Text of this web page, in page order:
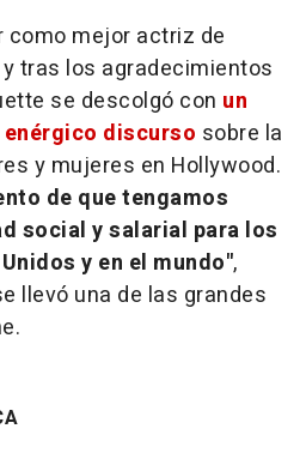
como mejor actriz de
tras los agradecimientos
se descolgó con un
discurso sobre la
y mujeres en Hollywood.
de que tengamos
social y salarial para los
y en el mundo",
llevó una de las grandes